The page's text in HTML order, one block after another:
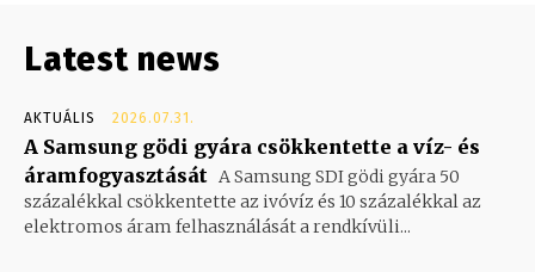
Latest news
AKTUÁLIS 2026.07.31.
A Samsung gödi gyára csökkentette a víz- és
áramfogyasztását A Samsung SDI gödi gyára 50
százalékkal csökkentette az ivóvíz és 10 százalékkal az
elektromos áram felhasználását a rendkívüli...